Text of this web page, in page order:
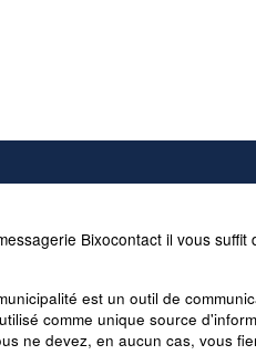
Bixocontact il vous suffit
est un outil de
comme unique source
ne devez, en aucun cas, vous